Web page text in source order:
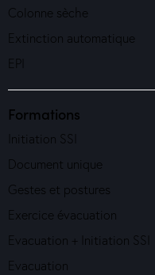
Colonne sèche
Extinction automatique
EPI
Formations
Initiation SSI
Document unique
Gestes et postures
Exercice évacuation
Evacuation + Initiation SSI
Evacuation